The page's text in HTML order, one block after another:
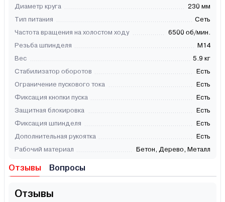
Диаметр круга
230 мм
Тип питания
Сеть
Частота вращения на холостом ходу
6500 об/мин.
Резьба шпинделя
М14
Вес
5.9 кг
Стабилизатор оборотов
Есть
Ограничение пускового тока
Есть
Фиксация кнопки пуска
Есть
Защитная блокировка
Есть
Фиксация шпинделя
Есть
Дополнительная рукоятка
Есть
Рабочий материал
Бетон, Дерево, Металл
Отзывы Вопросы
Отзывы